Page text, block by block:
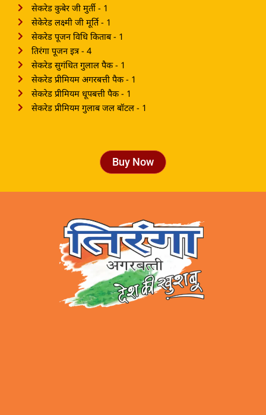
सेकरेड कुबेर जी मुर्ती - 1
सेकेरेड लक्ष्मी जी मूर्ति - 1
सेकरेड पूजन विधि किताब - 1
तिरंगा पूजन इत्र - 4
सेकरेड सुगंधित गुलाल पैक - 1
सेकरेड प्रीमियम अगरबत्ती पैक - 1
सेकरेड प्रीमियम धूपबत्ती पैक - 1
सेकरेड प्रीमियम गुलाब जल बॉटल - 1
Buy Now